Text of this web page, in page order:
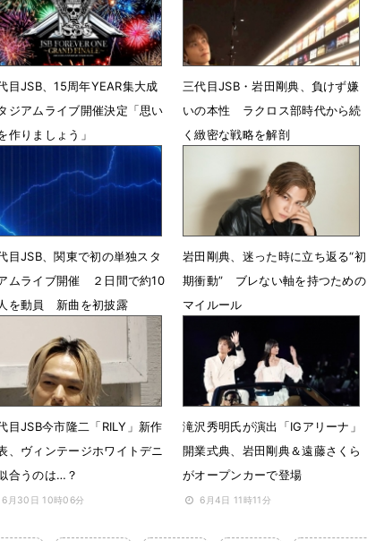
目JSB、15周年YEAR集大成
ジアムライブ開催決定「思い
作りましょう」
三代目JSB・岩田剛典、負けず嫌
いの本性 ラクロス部時代から続
く緻密な戦略を解剖
目JSB、関東で初の単独スタ
ムライブ開催 ２日間で約10
を動員 新曲を初披露
岩田剛典、迷った時に立ち返る“初
期衝動” ブレない軸を持つための
マイルール
12月3日 07時00分
目JSB今市隆二「RILY」新作
、ヴィンテージホワイトデニ
合うのは…？
6月30日 10時06分
滝沢秀明氏が演出「IGアリーナ」
開業式典、岩田剛典＆遠藤さくら
がオープンカーで登場
6月4日 11時11分